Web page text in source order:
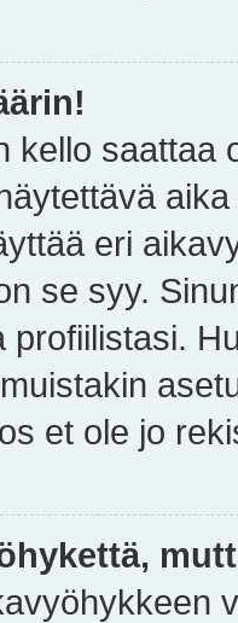
kello saattaa
eri
se syy.
profiilistasi.
et ole jo